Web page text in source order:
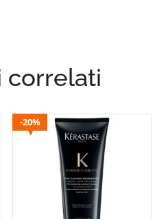
correlati
20%